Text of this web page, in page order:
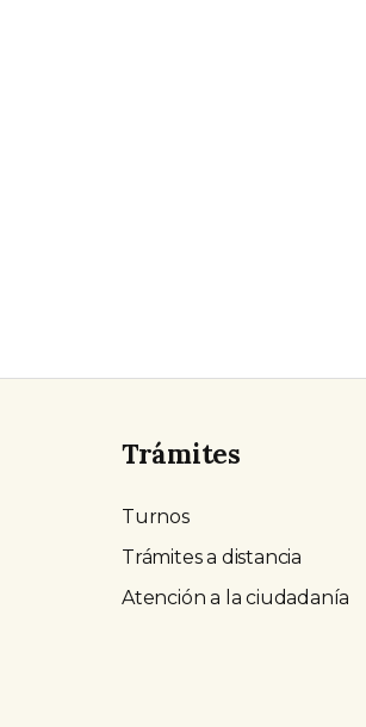
Trámites
Turnos
Trámites a distancia
Atención a la ciudadanía